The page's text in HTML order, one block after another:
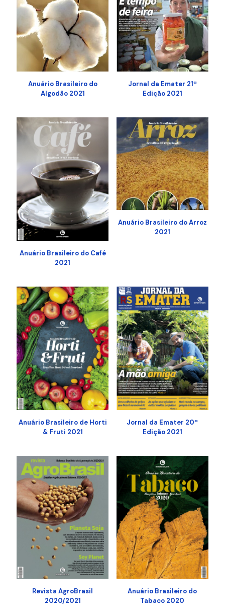
Anuário Brasileiro do
Algodão 2021
Jornal da Emater 21ª
Edição 2021
Anuário Brasileiro do Café
2021
Anuário Brasileiro do Arroz
2021
Anuário Brasileiro de Horti
& Fruti 2021
Jornal da Emater 20ª
Edição 2021
Revista AgroBrasil
2020/2021
Anuário Brasileiro do
Tabaco 2020